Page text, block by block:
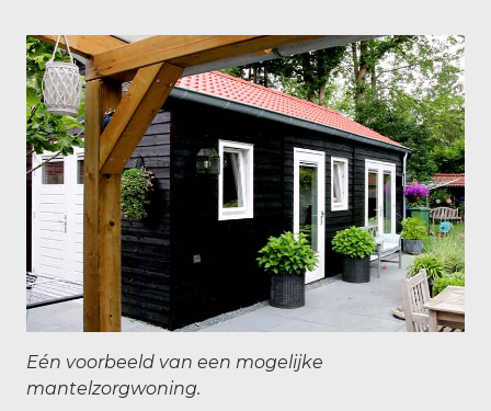
Eén voorbeeld van een mogelijke
mantelzorgwoning.